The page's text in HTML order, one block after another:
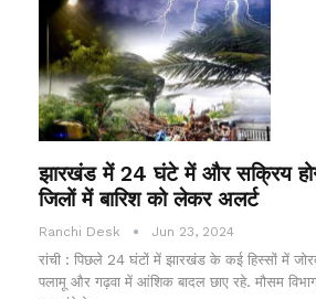
झारखंड में 24 घंटे में और सक्रिय
जिलों में बारिश को लेकर अलर्ट
Ranchi Desk Jun 23, 2024
रांची : पिछले 24 घंटों में झारखंड के कई हिस्सों में
पलामू और गढ़वा में आंशिक बादल छाए रहे. मौसम